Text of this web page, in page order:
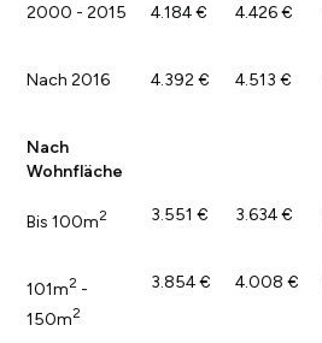
2000 - 2015 4.184 € 4.426 €
Nach 2016 4.392 € 4.513 €
Nach
Wohnfläche
Bis 100m2 3.551 € 3.634 €
101m2 -
150m2
3.854 € 4.008 €